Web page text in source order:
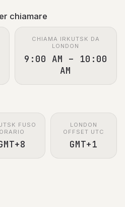
chiamare
CHIAMA IRKUTSK DA
LONDON
9:00 AM – 10:00
AM
FUSO
ORARIO
LONDON
OFFSET UTC
GMT+1